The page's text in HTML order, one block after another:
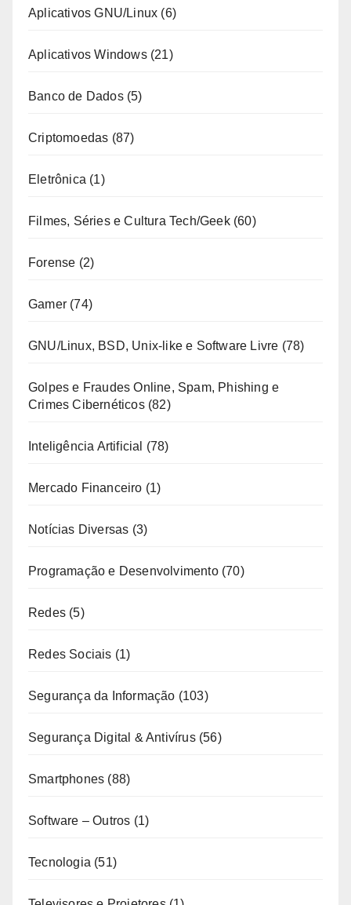
Aplicativos GNU/Linux (6)
Aplicativos Windows(21)
Banco de Dados(5)
Criptomoedas (87)
Eletrônica (1)
Filmes, Séries e Cultura Tech/Geek(60)
Forense (2)
Gamer (74)
GNU/Linux, BSD, Unix-like e Software Livre (78)
Golpes e Fraudes Online, Spam, Phishing e
Crimes Cibernéticos(82)
Inteligência Artificial (78)
Mercado Financeiro (1)
Notícias Diversas (3)
Programação e Desenvolvimento(70)
Redes (5)
Redes Sociais (1)
Segurança da Informação (103)
Segurança Digital & Antivírus(56)
Smartphones (88)
Software – Outros (1)
Tecnologia (51)